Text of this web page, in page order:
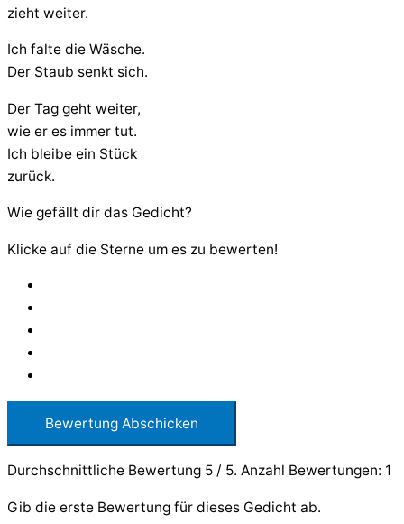
zieht weiter.
Ich falte die Wäsche.
Der Staub senkt sich.
Der Tag geht weiter,
wie er es immer tut.
Ich bleibe ein Stück
zurück.
Wie gefällt dir das Gedicht?
Klicke auf die Sterne um es zu bewerten!
Bewertung Abschicken
Durchschnittliche Bewertung 5 / 5. Anzahl Bewertungen: 1
Gib die erste Bewertung für dieses Gedicht ab.